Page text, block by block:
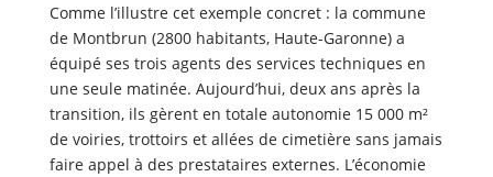
Comme l’illustre cet exemple concret : la commune
de Montbrun (2800 habitants, Haute-Garonne) a
équipé ses trois agents des services techniques en
une seule matinée. Aujourd’hui, deux ans après la
transition, ils gèrent en totale autonomie 15 000 m²
de voiries, trottoirs et allées de cimetière sans jamais
faire appel à des prestataires externes. L’économie